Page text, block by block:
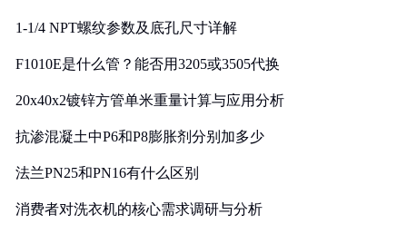
1-1/4 NPT螺纹参数及底孔尺寸详解
F1010E是什么管？能否用3205或3505代换
20x40x2镀锌方管单米重量计算与应用分析
抗渗混凝土中P6和P8膨胀剂分别加多少
法兰PN25和PN16有什么区别
消费者对洗衣机的核心需求调研与分析